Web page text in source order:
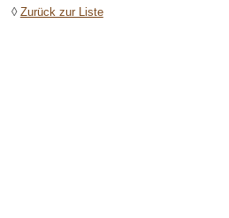
◊ Zurück zur Liste